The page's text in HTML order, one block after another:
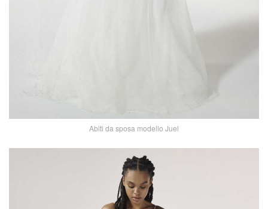
Abiti da sposa modello Juel